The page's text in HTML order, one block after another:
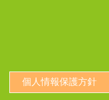
個人情報保護方針